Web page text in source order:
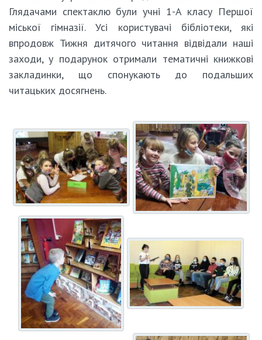
Глядачами спектаклю були учні 1-А класу Першої
міської гімназії. Усі користувачі бібліотеки, які
впродовж Тижня дитячого читання відвідали наші
заходи, у подарунок отримали тематичні книжкові
закладинки, що спонукають до подальших
читацьких досягнень.